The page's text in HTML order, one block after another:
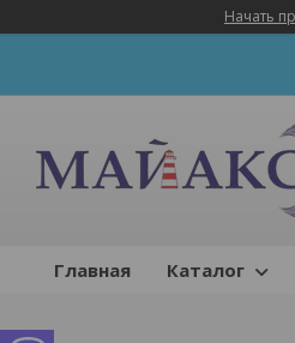
Начать
Главная Каталог